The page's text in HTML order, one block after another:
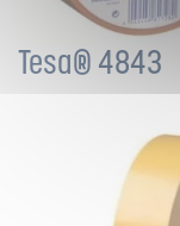
Tesa® 4843